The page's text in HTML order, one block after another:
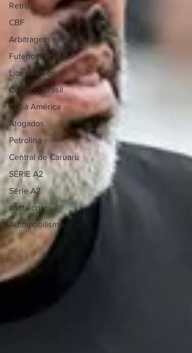
Retrô
CBF
Arbitragem
Futebol Feminino
Libertadores
Copa do Brasil
Copa América
Afogados
Petrolina
Central de Caruaru
SÉRIE A2
Série A2
santa cruz
Automobilismo